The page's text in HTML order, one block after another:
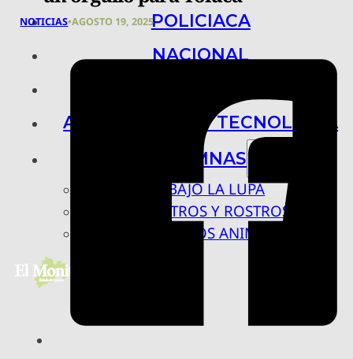
POLICIACA
NACIONAL
ARTE, CIENCIA Y TECNOLOGÍA
COLUMNAS
BAJO LA LUPA
RASTROS Y ROSTROS
VÍNCULOS ANIMALES
NOTICIAS•AGOSTO 19, 2025